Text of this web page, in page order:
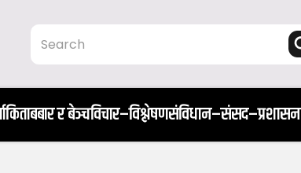
किताबबार र बेञ्चविचार–विश्लेषणसंविधान–संसद–प्रशासन